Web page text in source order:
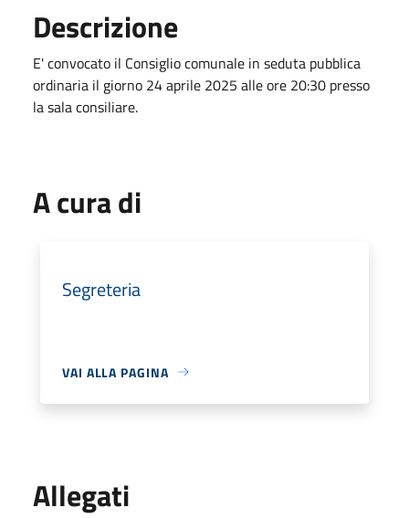
Descrizione
E' convocato il Consiglio comunale in seduta pubblica
ordinaria il giorno 24 aprile 2025 alle ore 20:30 presso
la sala consiliare.
A cura di
Segreteria
VAI ALLA PAGINA
Allegati